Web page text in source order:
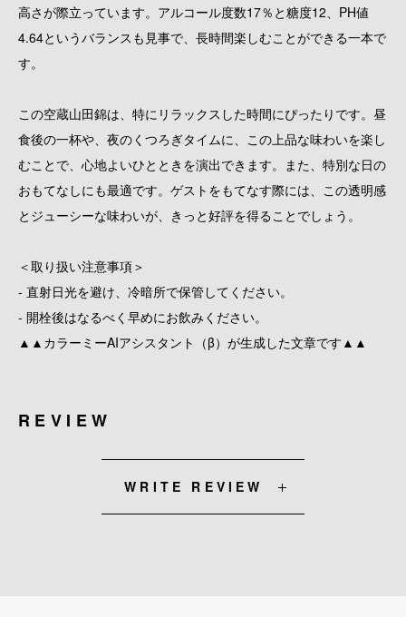
高さが際立っています。アルコール度数17％と糖度12、PH値
4.64というバランスも見事で、長時間楽しむことができる一本で
す。
この空蔵山田錦は、特にリラックスした時間にぴったりです。昼
食後の一杯や、夜のくつろぎタイムに、この上品な味わいを楽し
むことで、心地よいひとときを演出できます。また、特別な日の
おもてなしにも最適です。ゲストをもてなす際には、この透明感
とジューシーな味わいが、きっと好評を得ることでしょう。
＜取り扱い注意事項＞
- 直射日光を避け、冷暗所で保管してください。
- 開栓後はなるべく早めにお飲みください。
▲▲カラーミーAIアシスタント（β）が生成した文章です▲▲
REVIEW
WRITE REVIEW